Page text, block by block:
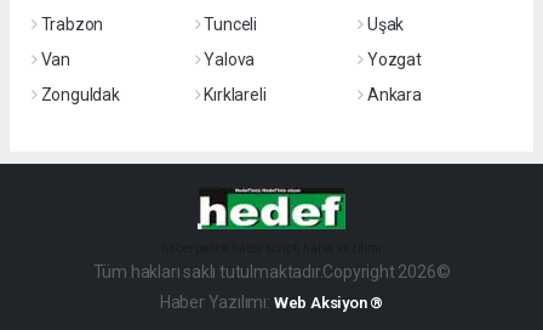
Trabzon
Tunceli
Uşak
Van
Yalova
Yozgat
Zonguldak
Kırklareli Ankara
Tüm hakları saklı tutulmaktadır.Copyright 2026©
Haber Yazılımı: Web Aksiyon ®